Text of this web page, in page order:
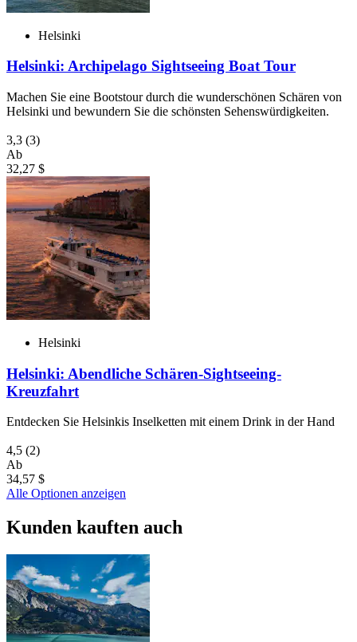
Helsinki
Helsinki: Archipelago Sightseeing Boat Tour
Machen Sie eine Bootstour durch die wunderschönen Schären von
Helsinki und bewundern Sie die schönsten Sehenswürdigkeiten.
3,3 (3)
Ab
32,27 $
Helsinki
Helsinki: Abendliche Schären-Sightseeing-
Kreuzfahrt
Entdecken Sie Helsinkis Inselketten mit einem Drink in der Hand
4,5 (2)
Ab
34,57 $
Alle Optionen anzeigen
Kunden kauften auch